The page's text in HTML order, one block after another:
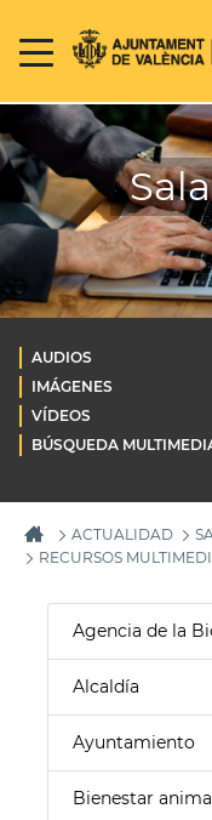
AUDIOS
IMÁGENES
VÍDEOS
BÚSQUEDA
ACTUALIDAD
RECURSOS
Agencia de la
Alcaldía
Ayuntamiento
Bienestar animal